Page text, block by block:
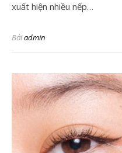
xuất hiện nhiều nếp…
Bởiadmin